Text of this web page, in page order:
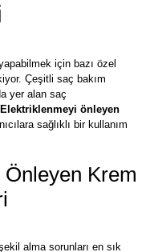
için bazı özel
Çeşitli saç bakım
yer alan saç
Elektriklenmeyi önleyen
sağlıklı bir kullanım
Krem
alma sorunları en sık